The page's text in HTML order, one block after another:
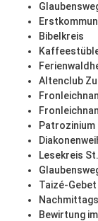
Bibelkreis
Altenclub
Lesekreis
Taizé-Gebet
Bewirtung